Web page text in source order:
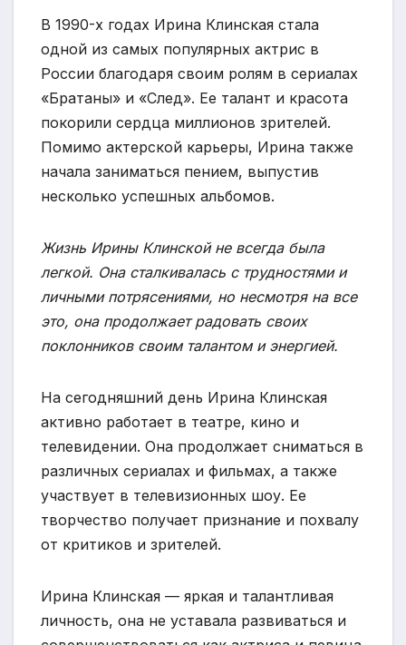
В 1990-х годах Ирина Клинская стала
одной из самых популярных актрис в
России благодаря своим ролям в сериалах
«Братаны» и «След». Ее талант и красота
покорили сердца миллионов зрителей.
Помимо актерской карьеры, Ирина также
начала заниматься пением, выпустив
несколько успешных альбомов.
Жизнь Ирины Клинской не всегда была
легкой. Она сталкивалась с трудностями и
личными потрясениями, но несмотря на все
это, она продолжает радовать своих
поклонников своим талантом и энергией.
На сегодняшний день Ирина Клинская
активно работает в театре, кино и
телевидении. Она продолжает сниматься в
различных сериалах и фильмах, а также
участвует в телевизионных шоу. Ее
творчество получает признание и похвалу
от критиков и зрителей.
Ирина Клинская — яркая и талантливая
личность, она не уставала развиваться и